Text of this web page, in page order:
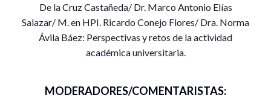
De la Cruz Castañeda/ Dr. Marco Antonio Elías
Salazar/ M. en HPI. Ricardo Conejo Flores/ Dra. Norma
Ávila Báez: Perspectivas y retos de la actividad
académica universitaria.
MODERADORES/COMENTARISTAS: